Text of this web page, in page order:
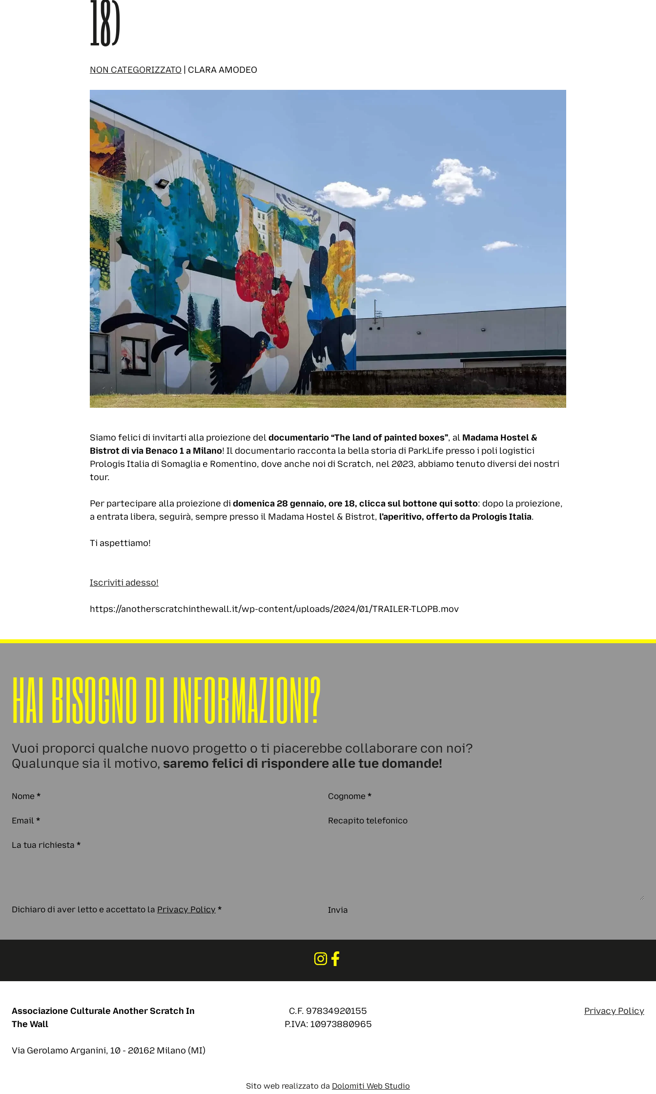
18)
NON CATEGORIZZATO | CLARA AMODEO
Siamo felici di invitarti alla proiezione deldocumentario “The land of painted boxes”, al Madama Hostel &
Bistrot di via Benaco 1 a Milano! Il documentario racconta la bella storia di ParkLife presso i poli logistici
Prologis Italia di Somaglia e Romentino, dove anche noi di Scratch, nel 2023, abbiamo tenuto diversi dei nostri
tour.
Per partecipare alla proiezione di domenica 28 gennaio, ore 18, clicca sul bottone qui sotto: dopo la proiezione,
a entrata libera, seguirà, sempre presso il Madama Hostel & Bistrot, l’aperitivo, offerto da Prologis Italia.
Ti aspettiamo!
Iscriviti adesso!
https://anotherscratchinthewall.it/wp-content/uploads/2024/01/TRAILER-TLOPB.mov
HAI BISOGNO DI INFORMAZIONI?
Vuoi proporci qualche nuovo progetto o ti piacerebbe collaborare con noi?
Qualunque sia il motivo, saremo felici di rispondere alle tue domande!
Nome * Cognome *
Email * Recapito telefonico
La tua richiesta *
Dichiaro di aver letto e accettato la Privacy Policy * Invia
Associazione Culturale Another Scratch In
The Wall
Via Gerolamo Arganini, 10 - 20162 Milano (MI)
C.F. 97834920155
P.IVA: 10973880965
Privacy Policy
Sito web realizzato da Dolomiti Web Studio